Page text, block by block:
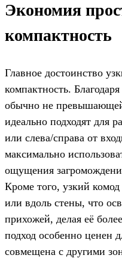
Экономия
компактность
Главное достоинство
компактность.
обычно не
идеально подходят для
или слева/справа от
максимально
ощущения
Кроме того, узкий
или вдоль стены, что
прихожей, делая её
подход особенно ценен
совмещена с другими